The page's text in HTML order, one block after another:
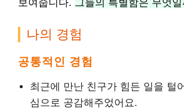
보여줍니다. 그들의 특별함은 무엇
나의 경험
공통적인 경험
최근에 만난 친구가 힘든 일을 털
심으로 공감해주었어요.